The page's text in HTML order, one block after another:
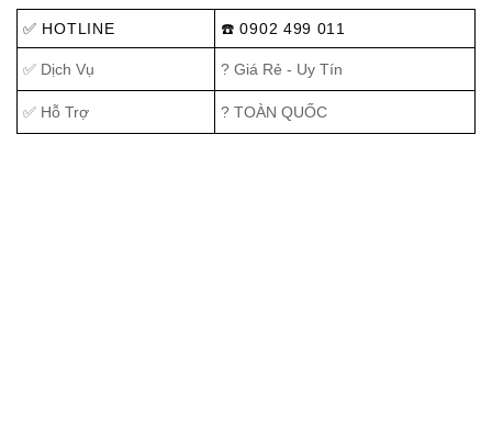
✅ HOTLINE ☎️ 0902 499 011
✅ Dịch Vụ ? Giá Rẻ - Uy Tín
✅ Hỗ Trợ ? TOÀN QUỐC